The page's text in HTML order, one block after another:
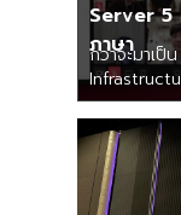
Server 5
ภาษา
กว่าจะมาเ